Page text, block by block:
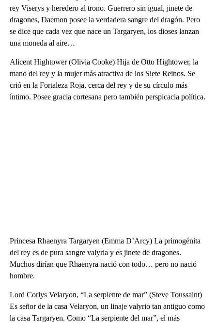
rey Viserys y heredero al trono. Guerrero sin igual, jinete de
dragones, Daemon posee la verdadera sangre del dragón. Pero
se dice que cada vez que nace un Targaryen, los dioses lanzan
una moneda al aire…
Alicent Hightower (Olivia Cooke) Hija de Otto Hightower, la
mano del rey y la mujer más atractiva de los Siete Reinos. Se
crió en la Fortaleza Roja, cerca del rey y de su círculo más
íntimo. Posee gracia cortesana pero también perspicacia política.
Princesa Rhaenyra Targaryen (Emma D’Arcy) La primogénita
del rey es de pura sangre valyria y es jinete de dragones.
Muchos dirían que Rhaenyra nació con todo… pero no nació
hombre.
Lord Corlys Velaryon, “La serpiente de mar” (Steve Toussaint)
Es señor de la casa Velaryon, un linaje valyrio tan antiguo como
la casa Targaryen. Como “La serpiente del mar”, el más